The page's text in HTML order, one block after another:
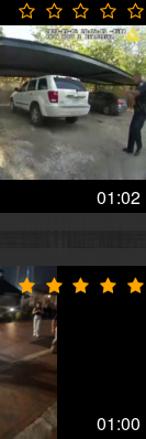
01:02
01:00